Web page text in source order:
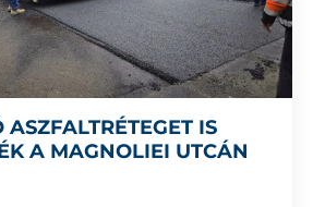
ASZFALTRÉTEGET IS
A MAGNOLIEI UTCÁN